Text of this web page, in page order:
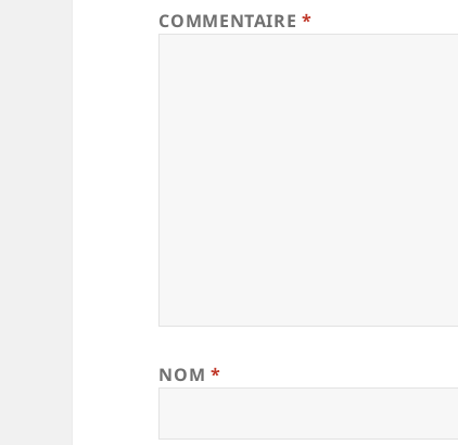
COMMENTAIRE*
NOM *